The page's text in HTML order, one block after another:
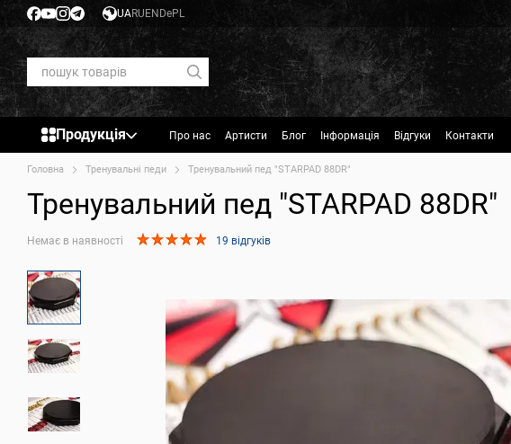
Перейти до основного контенту
UARU EN DePL
Продукція Про нас Артисти Блог Інформація Відгуки Контакти
Головна Тренувальні педи Тренувальний пед "STARPAD 88DR"
Тренувальний пед "STARPAD 88DR"
Немає в наявності 19 відгуків